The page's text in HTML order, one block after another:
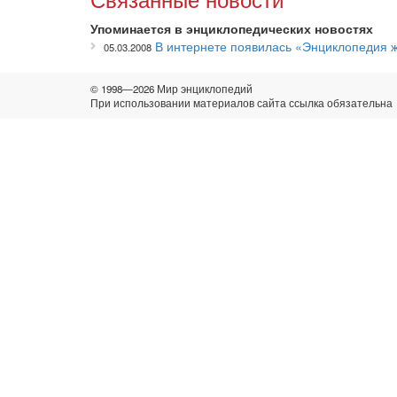
Упоминается в энциклопедических новостях
05.03.2008 В интернете появилась «Энциклопедия
© 1998—2026 Мир энциклопедий
При использовании материалов сайта ссылка обязательна